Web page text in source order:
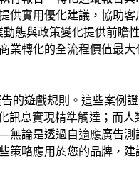
實用優化建議，協助
態與政策變化提供前瞻
業轉化的全流程價值最大
的遊戲規則。這些案例
息實現精準觸達；而
論是透過自適應廣告
略應用於您的品牌，